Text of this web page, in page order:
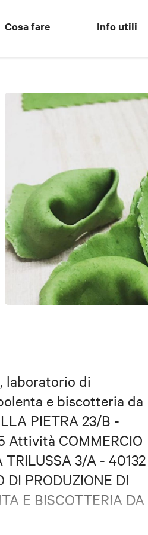
Cosa fare Info utili
laboratorio di
e biscotteria da
PIETRA 23/B -
Attività COMMERCIO
3/A - 40132
PRODUZIONE DI
E BISCOTTERIA DA